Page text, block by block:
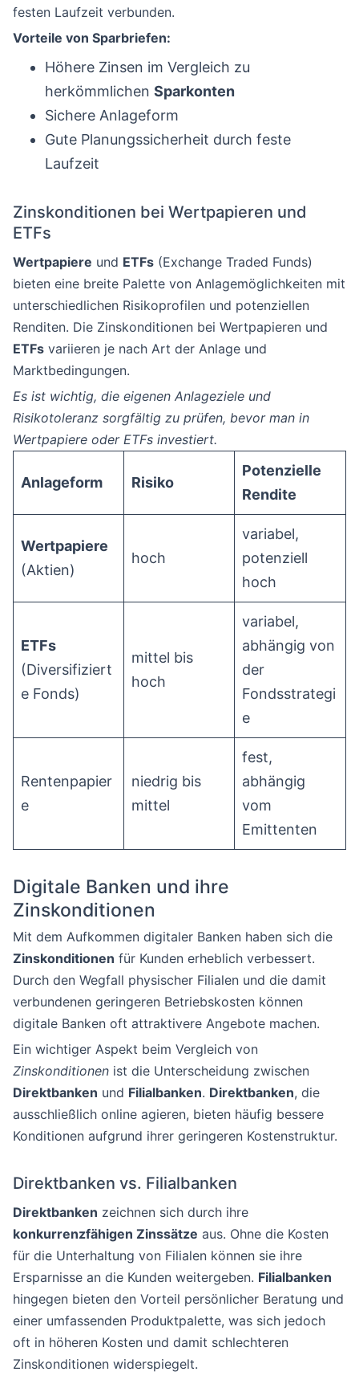
festen Laufzeit verbunden.
Vorteile von Sparbriefen:
Höhere Zinsen im Vergleich zu
herkömmlichen Sparkonten
Sichere Anlageform
Gute Planungssicherheit durch feste
Laufzeit
Zinskonditionen bei Wertpapieren und
ETFs
Wertpapiere und ETFs (Exchange Traded Funds)
bieten eine breite Palette von Anlagemöglichkeiten mit
unterschiedlichen Risikoprofilen und potenziellen
Renditen. Die Zinskonditionen bei Wertpapieren und
ETFs variieren je nach Art der Anlage und
Marktbedingungen.
Es ist wichtig, die eigenen Anlageziele und
Risikotoleranz sorgfältig zu prüfen, bevor man in
Wertpapiere oder ETFs investiert.
Anlageform Risiko
Potenzielle
Rendite
Wertpapiere
(Aktien)
hoch
variabel,
potenziell
hoch
ETFs
(Diversifiziert
e Fonds)
mittel bis
hoch
variabel,
abhängig von
der
Fondsstrategi
e
Rentenpapier
e
niedrig bis
mittel
fest,
abhängig
vom
Emittenten
Digitale Banken und ihre
Zinskonditionen
Mit dem Aufkommen digitaler Banken haben sich die
Zinskonditionen für Kunden erheblich verbessert.
Durch den Wegfall physischer Filialen und die damit
verbundenen geringeren Betriebskosten können
digitale Banken oft attraktivere Angebote machen.
Ein wichtiger Aspekt beim Vergleich von
Zinskonditionen ist die Unterscheidung zwischen
Direktbanken und Filialbanken. Direktbanken, die
ausschließlich online agieren, bieten häufig bessere
Konditionen aufgrund ihrer geringeren Kostenstruktur.
Direktbanken vs. Filialbanken
Direktbanken zeichnen sich durch ihre
konkurrenzfähigen Zinssätze aus. Ohne die Kosten
für die Unterhaltung von Filialen können sie ihre
Ersparnisse an die Kunden weitergeben. Filialbanken
hingegen bieten den Vorteil persönlicher Beratung und
einer umfassenden Produktpalette, was sich jedoch
oft in höheren Kosten und damit schlechteren
Zinskonditionen widerspiegelt.